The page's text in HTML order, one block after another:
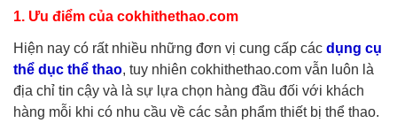
1. Ưu điểm của cokhithethao.com
Hiện nay có rất nhiều những đơn vị cung cấp các dụng cụ
thể dục thể thao, tuy nhiên cokhithethao.com vẫn luôn là
địa chỉ tin cậy và là sự lựa chọn hàng đầu đối với khách
hàng mỗi khi có nhu cầu về các sản phẩm thiết bị thể thao.